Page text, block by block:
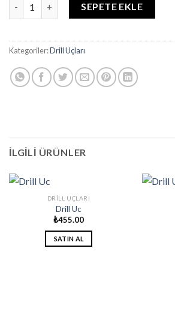
SEPETE EKLE
Kategoriler:Drill Uçları
İLGILI ÜRÜNLER
DRILL UÇLARI
Drill Uc
₺455.00
SATIN AL